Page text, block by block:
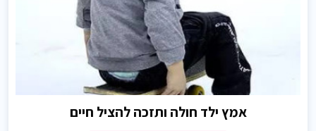
אמץ ילד חולה ותזכה להציל חיים